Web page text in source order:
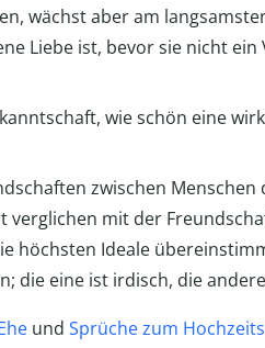
wächst aber am
Liebe ist, bevor sie nicht
wie schön eine
zwischen Menschen
verglichen mit der
höchsten Ideale
die eine ist irdisch, die
und Sprüche zum